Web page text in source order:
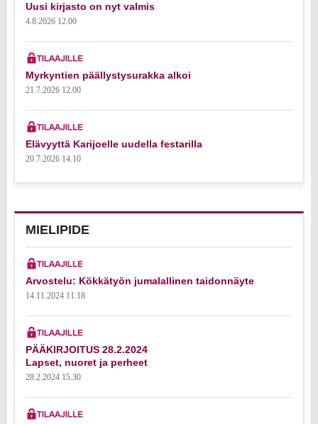
Uusi kirjasto on nyt valmis
4.8.2026 12.00
Myrkyntien päällystysurakka alkoi
21.7.2026 12.00
Elävyyttä Karijoelle uudella festarilla
20.7.2026 14.10
MIELIPIDE
Arvostelu: Kökkätyön jumalallinen taidonnäyte
14.11.2024 11.18
PÄÄKIRJOITUS 28.2.2024
Lapset, nuoret ja perheet
28.2.2024 15.30